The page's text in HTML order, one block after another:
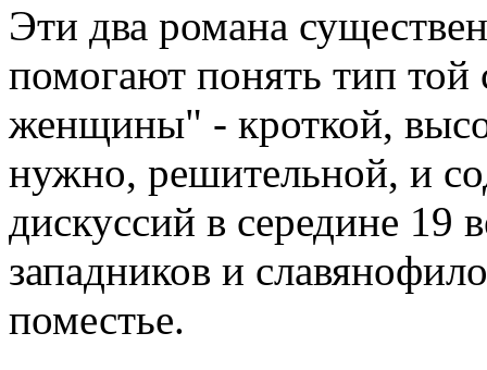
Эти два романа
помогают понять тип той
женщины" - кроткой,
нужно, решительной, и
дискуссий в середине 19
западников и
поместье.